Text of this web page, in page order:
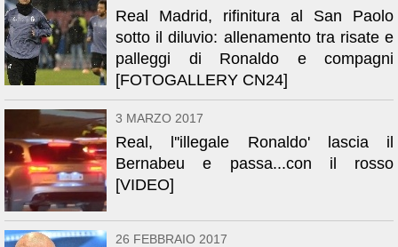
Real Madrid, rifinitura al San Paolo
sotto il diluvio: allenamento tra risate e
palleggi di Ronaldo e compagni
[FOTOGALLERY CN24]
3 MARZO 2017
Real, l''illegale Ronaldo' lascia il
Bernabeu e passa...con il rosso
[VIDEO]
26 FEBBRAIO 2017